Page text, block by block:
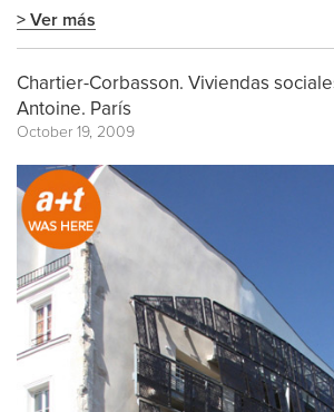
> Ver más
Chartier-Corbasson. Viviendas
Antoine. París
October 19, 2009